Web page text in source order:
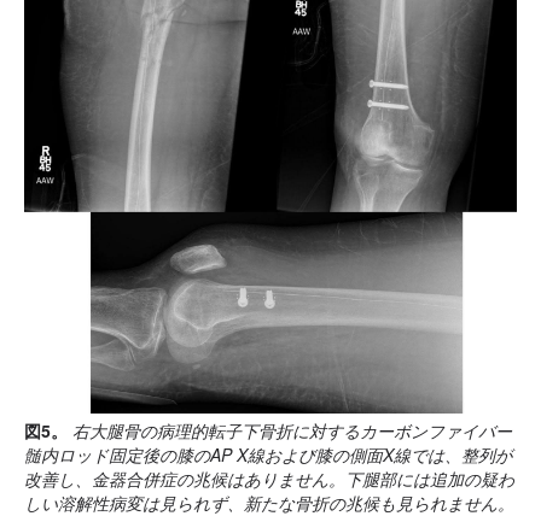
図5。
右大腿骨の病理的転子下骨折に対するカーボンファイバー
髄内ロッド固定後の膝のAP X線および膝の側面X線では、整列が
改善し、金器合併症の兆候はありません。下腿部には追加の疑わ
しい溶解性病変は見られず、新たな骨折の兆候も見られません。